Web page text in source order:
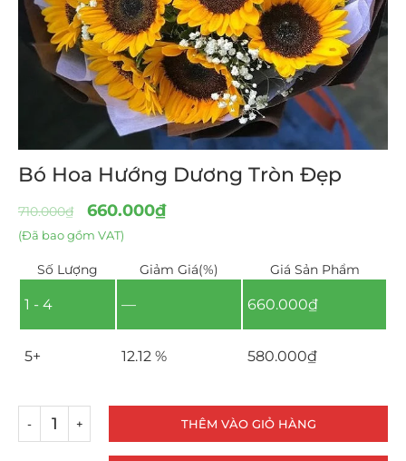
Bó Hoa Hướng Dương Tròn Đẹp
710.000₫ 660.000₫
(Đã bao gồm VAT)
Số Lượng Giảm Giá(%) Giá Sản Phẩm
1 - 4 — 660.000₫
5+ 12.12 % 580.000₫
THÊM VÀO GIỎ HÀNG